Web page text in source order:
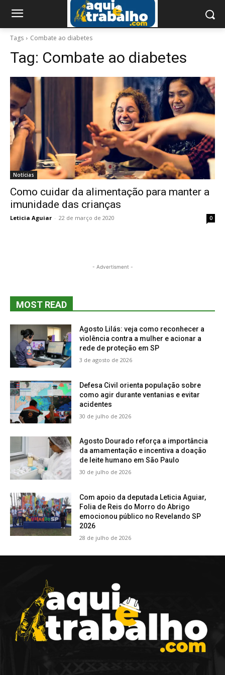
Tags Combate ao diabetes
Tag: Combate ao diabetes
Notícias
Como cuidar da alimentação para manter a
imunidade das crianças
Leticia Aguiar - 22 de março de 2020 0
- Advertisment -
MOST READ
Agosto Lilás: veja como reconhecer a
violência contra a mulher e acionar a
rede de proteção em SP
3 de agosto de 2026
Defesa Civil orienta população sobre
como agir durante ventanias e evitar
acidentes
30 de julho de 2026
Agosto Dourado reforça a importância
da amamentação e incentiva a doação
de leite humano em São Paulo
30 de julho de 2026
Com apoio da deputada Leticia Aguiar,
Folia de Reis do Morro do Abrigo
emocionou público no Revelando SP
2026
28 de julho de 2026